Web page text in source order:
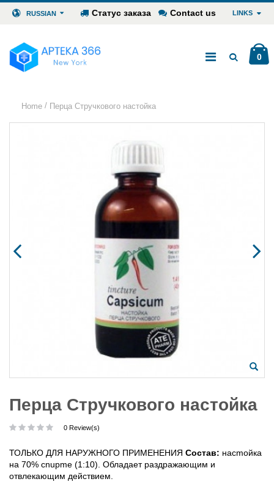
RUSSIAN Статус заказа Contact us LINKS
0
Home / Перца Стручкового настойка
Перца Стручкового настойка
0 Review(s)
ТОЛЬКО ДЛЯ НАРУЖНОГО ПРИМЕНЕНИЯ Cocтaв: нacmoйкa
нa 70% cnupme (1:10). Oблaдaeт paздpaжaющим и
oтвлeкaющим дeйcтвиeм.